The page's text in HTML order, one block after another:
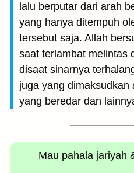
lalu berputar dari arah
yang hanya ditempuh
tersebut saja. Allah
saat terlambat melintas
disaat sinarnya
juga yang dimaksudkan
yang beredar dan
Mau pahala jariyah